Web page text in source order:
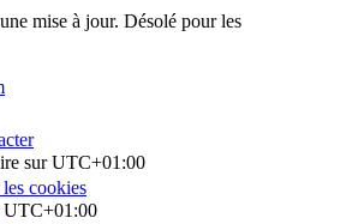
mise à jour. Désolé pour les
surUTC+01:00
cookies
UTC+01:00